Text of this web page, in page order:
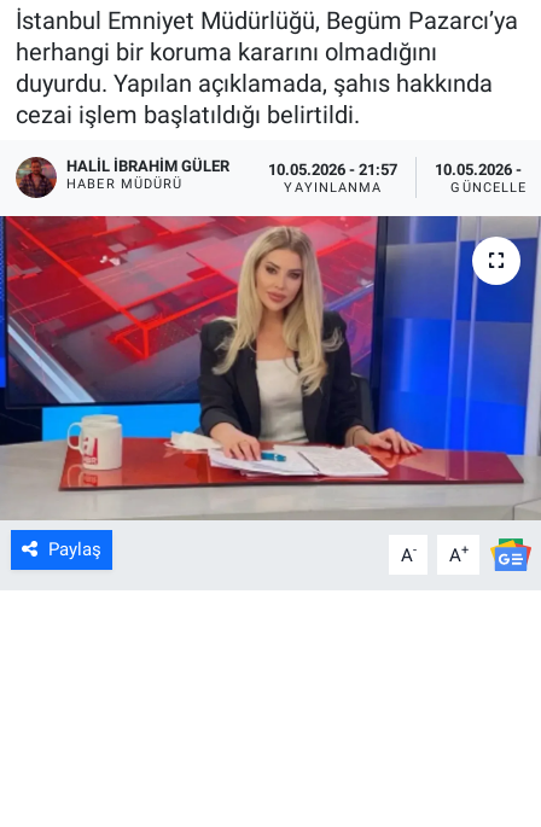
İstanbul Emniyet Müdürlüğü, Begüm Pazarcı’ya
herhangi bir koruma kararını olmadığını
duyurdu. Yapılan açıklamada, şahıs hakkında
cezai işlem başlatıldığı belirtildi.
HALIL İBRAHIM GÜLER
HABER MÜDÜRÜ
10.05.2026 - 21:57
YAYINLANMA
10.05.2026 -
Paylaş A- A+